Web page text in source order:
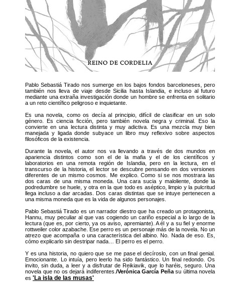
Pablo Sebastiá Tirado nos sumerge en los bajos fondos barceloneses, pero
también nos lleva de viaje desde Sicilia hasta Islandia, e incluso al futuro
mediante una extraña investigación donde un hombre se enfrenta en solitario
a un reto científico peligroso e inquietante.
Es una novela, como os decía al principio, difícil de clasificar en un solo
género. Es ciencia ficción, pero también novela negra y criminal. Eso la
convierte en una lectura distinta y muy adictiva. Es una mezcla muy bien
manejada y ligada donde subyace un libro muy reflexivo sobre aspectos
filosóficos de la existencia.
Durante la novela, el autor nos va llevando a través de dos mundos en
apariencia distintos como son el de la mafia y el de los científicos y
laboratorios en una remota región de Islandia, pero en la lectura, en el
transcurso de la historia, el lector se descubre pensando en dos versiones
diferentes de un mismo cosmos. Me explico. Como si se nos mostrara las
dos caras de una misma moneda. Una cara sucia y maloliente, donde la
podredumbre se huele, y otra en la que todo es aséptico, limpio y la pulcritud
llega incluso a dar arcadas. Dos caras distintas que se intuye pertenecen a
una misma moneda que es la vida de algunos personajes.
Pablo Sebastiá Tirado es un narrador diestro que ha creado un protagonista,
Hannu, muy peculiar al que vas cogiendo un cariño especial a lo largo de la
lectura (que es, por cierto, ya os aviso, apremiante). A él y a su fiel y enorme
rottweiler color azabache. Ese perro es un personaje más de la novela. No un
atrezo que acompaña o una característica del albino. No. Nada de eso. Es,
cómo explicarlo sin destripar nada… El perro es el perro.
Y es una historia, no quiero que se me pase el decíroslo, con un final genial.
Emocionante. Lo intuía, pero leerlo ha sido fantástico. Un final redondo. Os
invito, sin duda, a leer y a disfrutar de Reikiavik, que lo haréis, seguro. Una
novela que no os dejará indiferentes. /Verónica García Peñasu última novela
es 'La isla de las musas'